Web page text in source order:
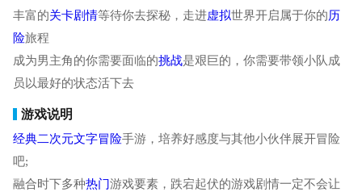
丰富的关卡剧情等待你去探秘，走进虚拟世界开启属于你的历
险旅程
成为男主角的你需要面临的挑战是艰巨的，你需要带领小队成
员以最好的状态活下去
游戏说明
经典二次元文字冒险手游，培养好感度与其他小伙伴展开冒险
吧;
融合时下多种热门游戏要素，跌宕起伏的游戏剧情一定不会让